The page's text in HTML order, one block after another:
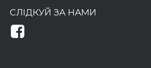
СЛІДКУЙ ЗА НАМИ